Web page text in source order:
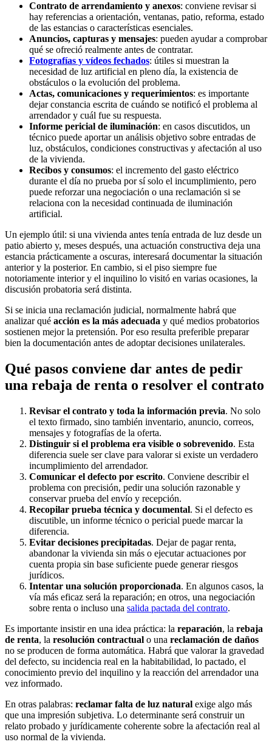
Contrato de arrendamiento y anexos: conviene revisar si
hay referencias a orientación, ventanas, patio, reforma, estado
de las estancias o características esenciales.
Anuncios, capturas y mensajes: pueden ayudar a comprobar
qué se ofreció realmente antes de contratar.
Fotografías y vídeos fechados: útiles si muestran la
necesidad de luz artificial en pleno día, la existencia de
obstáculos o la evolución del problema.
Actas, comunicaciones y requerimientos: es importante
dejar constancia escrita de cuándo se notificó el problema al
arrendador y cuál fue su respuesta.
Informe pericial de iluminación: en casos discutidos, un
técnico puede aportar un análisis objetivo sobre entradas de
luz, obstáculos, condiciones constructivas y afectación al uso
de la vivienda.
Recibos y consumos: el incremento del gasto eléctrico
durante el día no prueba por sí solo el incumplimiento, pero
puede reforzar una negociación o una reclamación si se
relaciona con la necesidad continuada de iluminación
artificial.
Un ejemplo útil: si una vivienda antes tenía entrada de luz desde un
patio abierto y, meses después, una actuación constructiva deja una
estancia prácticamente a oscuras, interesará documentar la situación
anterior y la posterior. En cambio, si el piso siempre fue
notoriamente interior y el inquilino lo visitó en varias ocasiones, la
discusión probatoria será distinta.
Si se inicia una reclamación judicial, normalmente habrá que
analizar qué acción es la más adecuada y qué medios probatorios
sostienen mejor la pretensión. Por eso resulta preferible preparar
bien la documentación antes de adoptar decisiones unilaterales.
Qué pasos conviene dar antes de pedir
una rebaja de renta o resolver el contrato
Revisar el contrato y toda la información previa. No solo
el texto firmado, sino también inventario, anuncio, correos,
mensajes y fotografías de la oferta.
Distinguir si el problema era visible o sobrevenido. Esta
diferencia suele ser clave para valorar si existe un verdadero
incumplimiento del arrendador.
Comunicar el defecto por escrito. Conviene describir el
problema con precisión, pedir una solución razonable y
conservar prueba del envío y recepción.
Recopilar prueba técnica y documental. Si el defecto es
discutible, un informe técnico o pericial puede marcar la
diferencia.
Evitar decisiones precipitadas. Dejar de pagar renta,
abandonar la vivienda sin más o ejecutar actuaciones por
cuenta propia sin base suficiente puede generar riesgos
jurídicos.
Intentar una solución proporcionada. En algunos casos, la
vía más eficaz será la reparación; en otros, una negociación
sobre renta o incluso una salida pactada del contrato.
Es importante insistir en una idea práctica: la reparación, la rebaja
de renta, la resolución contractual o una reclamación de daños
no se producen de forma automática. Habrá que valorar la gravedad
del defecto, su incidencia real en la habitabilidad, lo pactado, el
conocimiento previo del inquilino y la reacción del arrendador una
vez informado.
En otras palabras: reclamar falta de luz natural exige algo más
que una impresión subjetiva. Lo determinante será construir un
relato probado y jurídicamente coherente sobre la afectación real al
uso normal de la vivienda.